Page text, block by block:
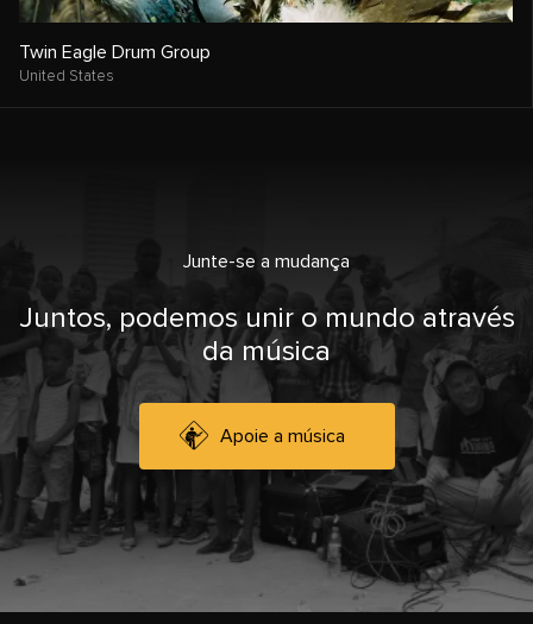
Twin Eagle Drum Group
United States
Junte-se a mudança
Juntos, podemos unir o mundo através
da música
Apoie a música